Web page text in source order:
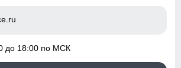
до 18:00 по МСК